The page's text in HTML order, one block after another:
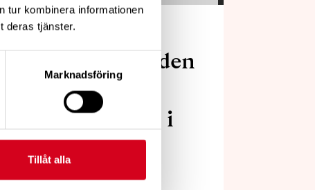
tur kombinera informationen
deras tjänster.
Marknadsföring
Tillåt alla
Lundabygden
på
Skansvägen 5 i
den 26